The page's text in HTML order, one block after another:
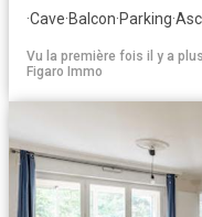
·Cave·Balcon·Parking·
Vu la première fois il y a
Figaro Immo